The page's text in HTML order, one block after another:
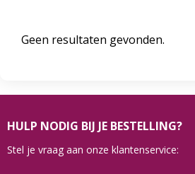
Geen resultaten gevonden.
HULP NODIG BIJ JE BESTELLING?
Stel je vraag aan onze klantenservice: